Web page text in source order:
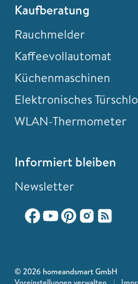
Kaufberatung
Rauchmelder
Kaffeevollautomat
Küchenmaschinen
Elektronisches
WLAN-Thermometer
Informiert bleiben
Newsletter
© 2026 homeandsmart GmbH